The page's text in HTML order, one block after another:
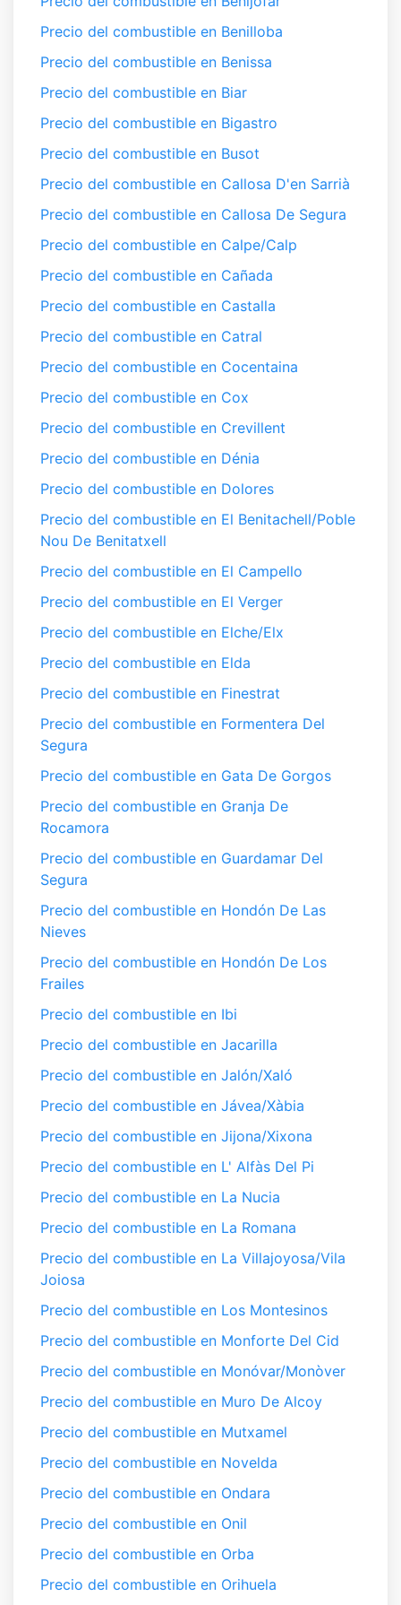
Precio del combustible en Benilloba
Precio del combustible en Benissa
Precio del combustible en Biar
Precio del combustible en Bigastro
Precio del combustible en Busot
Precio del combustible en Callosa D'en Sarrià
Precio del combustible en Callosa De Segura
Precio del combustible en Calpe/Calp
Precio del combustible en Cañada
Precio del combustible en Castalla
Precio del combustible en Catral
Precio del combustible en Cocentaina
Precio del combustible en Cox
Precio del combustible en Crevillent
Precio del combustible en Dénia
Precio del combustible en Dolores
Precio del combustible en El Benitachell/Poble
Nou De Benitatxell
Precio del combustible en El Campello
Precio del combustible en El Verger
Precio del combustible en Elche/Elx
Precio del combustible en Elda
Precio del combustible en Finestrat
Precio del combustible en Formentera Del
Segura
Precio del combustible en Gata De Gorgos
Precio del combustible en Granja De
Rocamora
Precio del combustible en Guardamar Del
Segura
Precio del combustible en Hondón De Las
Nieves
Precio del combustible en Hondón De Los
Frailes
Precio del combustible en Ibi
Precio del combustible en Jacarilla
Precio del combustible en Jalón/Xaló
Precio del combustible en Jávea/Xàbia
Precio del combustible en Jijona/Xixona
Precio del combustible en L' Alfàs Del Pi
Precio del combustible en La Nucia
Precio del combustible en La Romana
Precio del combustible en La Villajoyosa/Vila
Joiosa
Precio del combustible en Los Montesinos
Precio del combustible en Monforte Del Cid
Precio del combustible en Monóvar/Monòver
Precio del combustible en Muro De Alcoy
Precio del combustible en Mutxamel
Precio del combustible en Novelda
Precio del combustible en Ondara
Precio del combustible en Onil
Precio del combustible en Orba
Precio del combustible en Orihuela